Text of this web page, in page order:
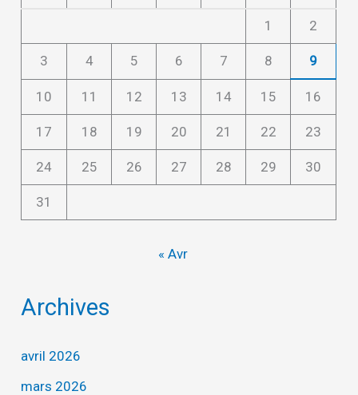
1 2
3 4 5 6 7 8 9
10 11 12 13 14 15 16
17 18 19 20 21 22 23
24 25 26 27 28 29 30
31
« Avr
Archives
avril 2026
mars 2026